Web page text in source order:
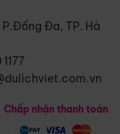
Đa, TP. Hà
Chấp nhận thanh toán